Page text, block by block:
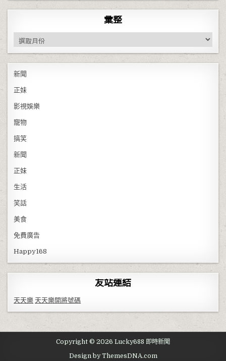
彙整
彙整
新聞
正妹
影視娛樂
寵物
搞笑
新聞
正妹
生活
笑話
美食
免費廣告
Happy168
友站連結
天天樂 天天樂開將號碼
Copyright © 2026 Lucky688 即時新聞
Design by ThemesDNA.com